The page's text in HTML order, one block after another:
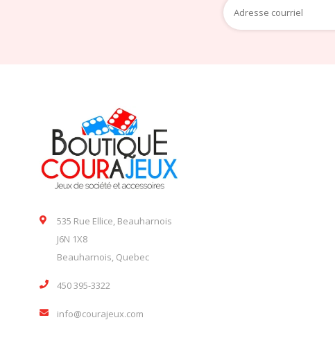
535 Rue Ellice, Beauharnois
J6N 1X8
Beauharnois, Quebec
450 395-3322
info@courajeux.com